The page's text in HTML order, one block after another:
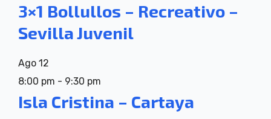
3×1 Bollullos – Recreativo –
Sevilla Juvenil
Ago 12
8:00 pm - 9:30 pm
Isla Cristina – Cartaya